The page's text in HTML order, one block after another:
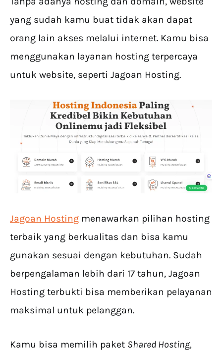
yang sudah kamu buat tidak akan dapat
orang lain akses melalui internet. Kamu bisa
menggunakan layanan hosting terpercaya
untuk website, seperti Jagoan Hosting.
Jagoan Hosting menawarkan pilihan hosting
terbaik yang berkualitas dan bisa kamu
gunakan sesuai dengan kebutuhan. Sudah
berpengalaman lebih dari 17 tahun, Jagoan
Hosting terbukti bisa memberikan pelayanan
maksimal untuk pelanggan.
Kamu bisa memilih paket Shared Hosting,